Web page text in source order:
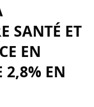
SANTÉ ET
EN
2,8% EN